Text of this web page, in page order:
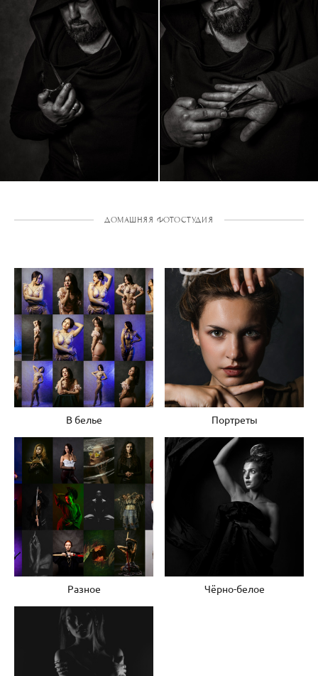
ДОМАШНЯЯ ФОТОСТУДИЯ
В белье Портреты
Разное Чёрно-белое